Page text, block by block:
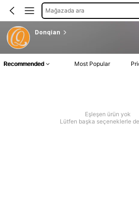
Mağazada ara
Donqian
Recommended Most Popular
Eşleşen ürün yok
Lütfen başka seçeneklerle